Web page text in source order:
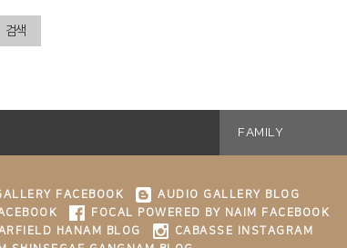
FAMILY
FACEBOOK
AUDIO GALLERY BLOG
FOCAL POWERED BY NAIM FACEBOOK
HANAM BLOG
CABASSE INSTAGRAM